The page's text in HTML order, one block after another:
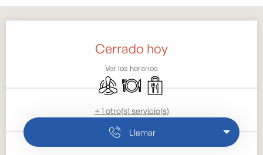
Cerrado hoy
Ver los horarios
Aire Acondicionado
RestauranteVenta de comida para llevar
+ 1 otro(s) servicio(s)
Llamar